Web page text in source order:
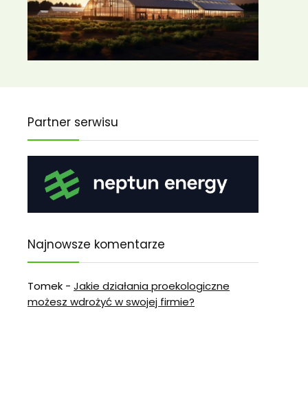
Partner serwisu
Najnowsze komentarze
Tomek - Jakie działania proekologiczne
możesz wdrożyć w swojej firmie?